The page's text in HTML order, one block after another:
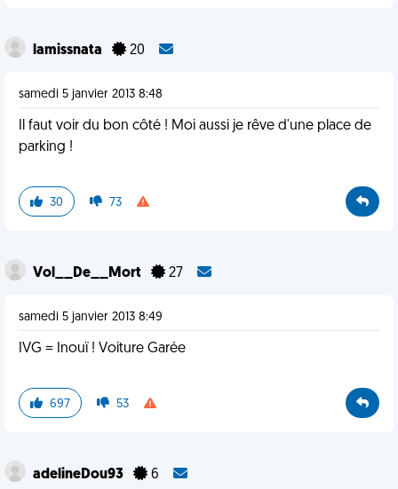
lamissnata 20
samedi 5 janvier 2013 8:48
Il faut voir du bon côté ! Moi aussi je rêve d'une place de
parking !
30 73
Vol__De__Mort 27
samedi 5 janvier 2013 8:49
IVG = Inouï ! Voiture Garée
697 53
adelineDou93 6